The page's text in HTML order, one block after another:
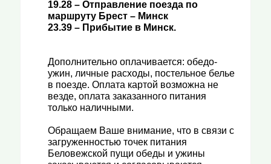
19.28– Отправление поезда по
маршруту Брест – Минск
23.39– Прибытие в Минск.
Дополнительно оплачивается: обедо-
ужин, личные расходы, постельное белье
в поезде. Оплата картой возможна не
везде, оплата заказанного питания
только наличными.
Обращаем Ваше внимание, что в связи с
загруженностью точек питания
Беловежской пущи обеды и ужины